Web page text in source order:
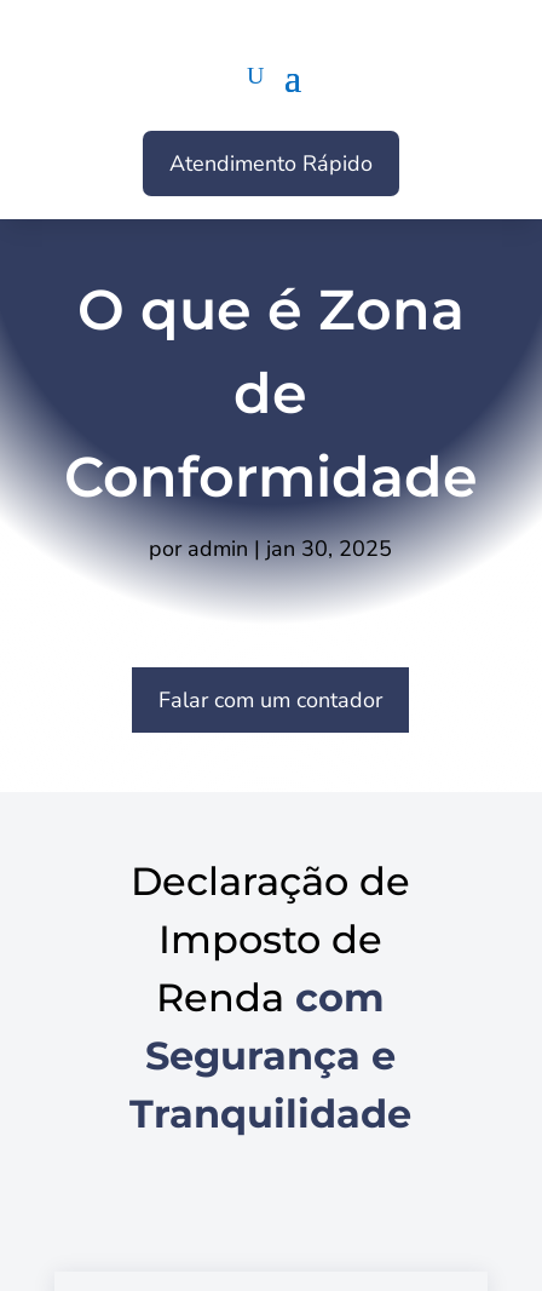
Atendimento Rápido
O que é Zona
de
Conformidade
poradmin|jan 30, 2025
Falar com um contador
Declaração de
Imposto de
Renda com
Segurança e
Tranquilidade